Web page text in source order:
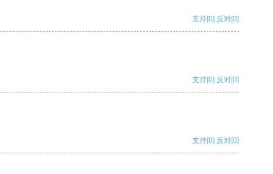
支持[0] 反对[0]
支持[0] 反对[0]
支持[0] 反对[0]